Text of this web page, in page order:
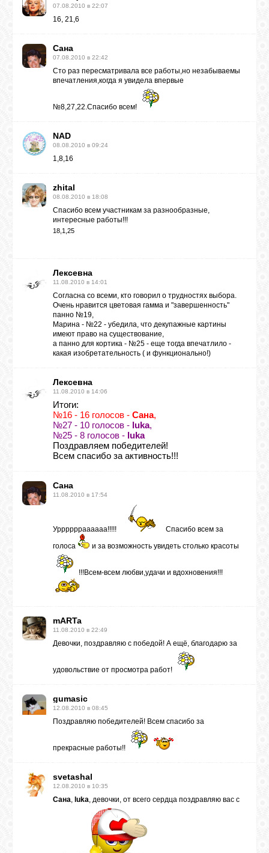
07.08.2010 в 22:07
16, 21,6
Сана
07.08.2010 в 22:42
Сто раз пересматривала все работы,но незабываемы
впечатления,когда я увидела впервые
№8,27,22.Спасибо всем!
NAD
08.08.2010 в 09:24
1,8,16
zhital
08.08.2010 в 18:08
Спасибо всем участникам за разнообразные,
интересные работы!!!
18,1,25
Лексевна
11.08.2010 в 14:01
Согласна со всеми, кто говорил о трудностях выбора.
Очень нравится цветовая гамма и "завершенность"
панно №19,
Марина - №22 - убедила, что декупажные картины
имеют право на существование,
а панно для кортика - №25 - еще тогда впечатлило -
какая изобретательность ( и функционально!)
Лексевна
11.08.2010 в 14:06
Итоги:
№16 - 16 голосов - Сана,
№27 - 10 голосов - luka,
№25 - 8 голосов - luka
Поздравляем победителей!
Всем спасибо за активность!!!
Сана
11.08.2010 в 17:54
Урррррраааааа!!!!!
Спасибо всем за
голоса
и за возможность увидеть столько красоты
!!!Всем-всем любви,удачи и вдохновения!!!
mARTa
11.08.2010 в 22:49
Девочки, поздравляю с победой! А ещё, благодарю за
удовольствие от просмотра работ!
gumasic
12.08.2010 в 08:45
Поздравляю победителей! Всем спасибо за
прекрасные работы!!
svetashal
12.08.2010 в 10:35
Сана, luka, девочки, от всего сердца поздравляю вас с